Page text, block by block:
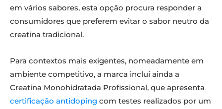
em vários sabores, esta opção procura responder a
consumidores que preferem evitar o sabor neutro da
creatina tradicional.
Para contextos mais exigentes, nomeadamente em
ambiente competitivo, a marca inclui ainda a
Creatina Monohidratada Profissional, que apresenta
certificação antidoping com testes realizados por um